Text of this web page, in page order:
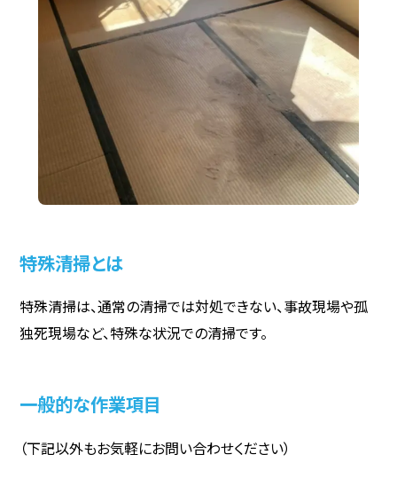
特殊清掃とは
特殊清掃は、通常の清掃では対処できない、事故現場や孤
独死現場など、特殊な状況での清掃です。
一般的な作業項目
（下記以外もお気軽にお問い合わせください）